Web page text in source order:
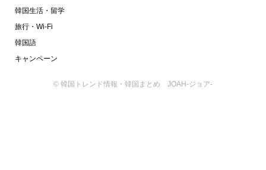
韓国生活・留学
旅行・Wi-Fi
韓国語
キャンペーン
© 韓国トレンド情報・韓国まとめ JOAH-ジョア-